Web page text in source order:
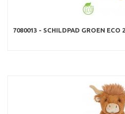
7080013 - SCHILDPAD GROEN ECO